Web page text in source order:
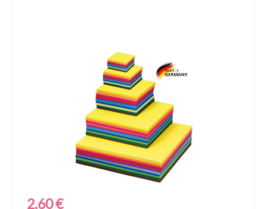
Bildergalerie überspringen
Regulärer Preis:
2,60 €